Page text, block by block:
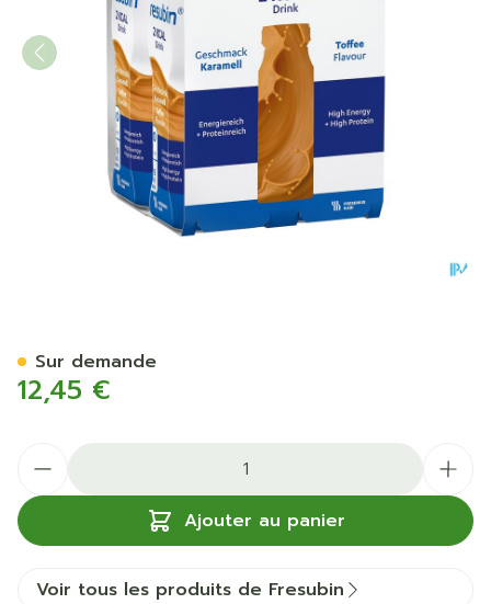
12,45 €
Ajouter au panier
Sur demande
Voir tous les produits de Fresubin